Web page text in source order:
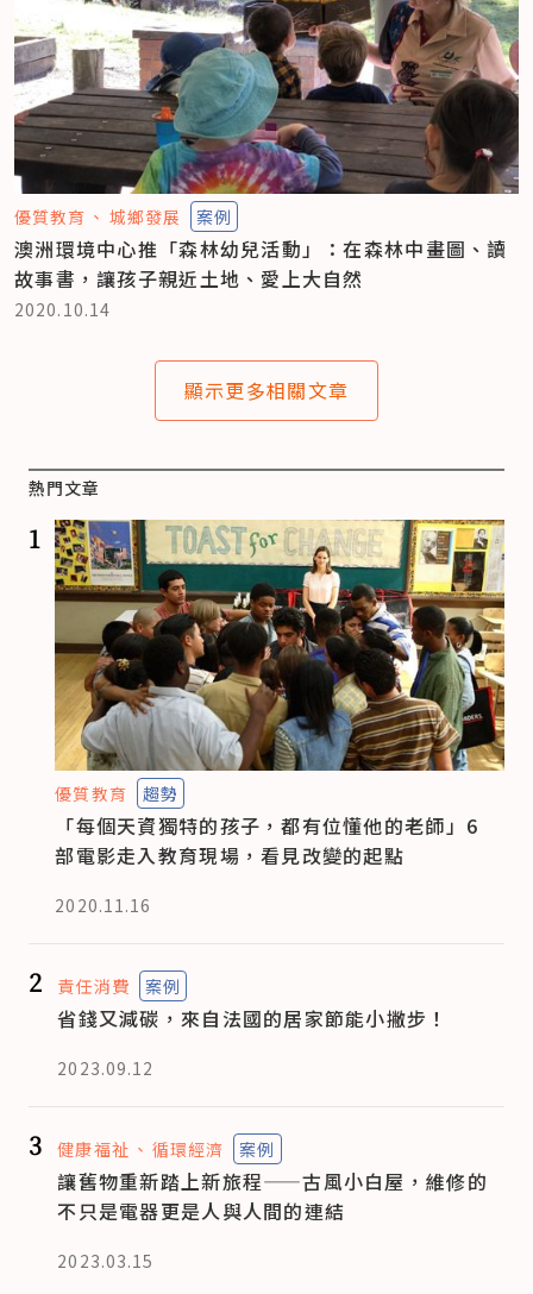
優質教育 城鄉發展 案例
澳洲環境中心推「森林幼兒活動」：在森林中畫圖、讀
故事書，讓孩子親近土地、愛上大自然
2020.10.14
顯示更多相關文章
熱門文章
1
優質教育 趨勢
「每個天資獨特的孩子，都有位懂他的老師」6
部電影走入教育現場，看見改變的起點
2020.11.16
2 責任消費 案例
省錢又減碳，來自法國的居家節能小撇步！
2023.09.12
3 健康福祉 循環經濟 案例
讓舊物重新踏上新旅程——古風小白屋，維修的
不只是電器更是人與人間的連結
2023.03.15